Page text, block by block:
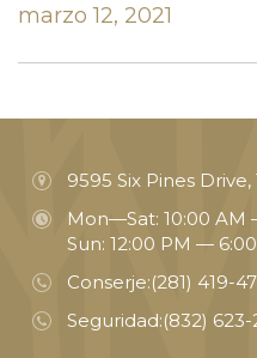
marzo 12, 2021
9595 Six Pines
Mon—Sat: 10:00 AM
Sun: 12:00 PM —
Conserje:(281) 419-
Seguridad:(832)